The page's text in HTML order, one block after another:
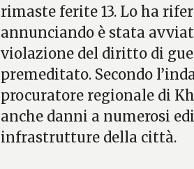
rimaste ferite 13. Lo ha
annunciando è stata
violazione del diritto di
premeditato. Secondo
procuratore regionale di
anche danni a numerosi
infrastrutture della città.